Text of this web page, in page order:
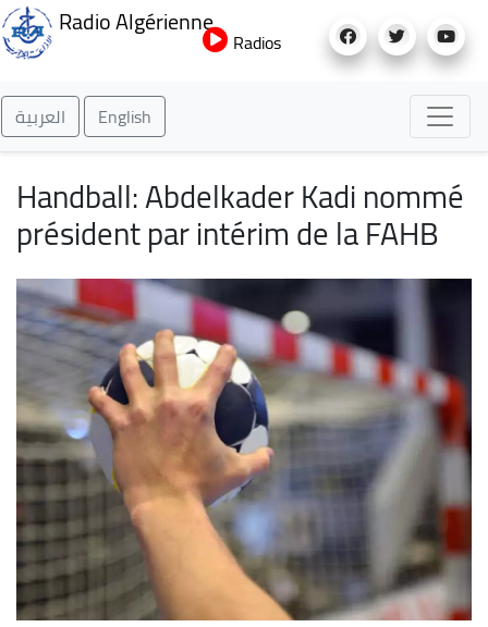
au
Radio Algérienne
Radios
العربية English
Handball: Abdelkader Kadi nommé
président par intérim de la FAHB